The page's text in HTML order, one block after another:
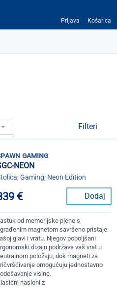
Prijava Košarica
Filteri
gaming
NEON
Gaming; Neon Edition
€ Dodaj
od memorijske pjene s
magnetom savršeno pristaje
glavi i vratu. Njegov poboljšani
dizajn podržava vaš vrat u
položaju, dok magneti za
omogućuju jednostavno
visine.
nasloni z